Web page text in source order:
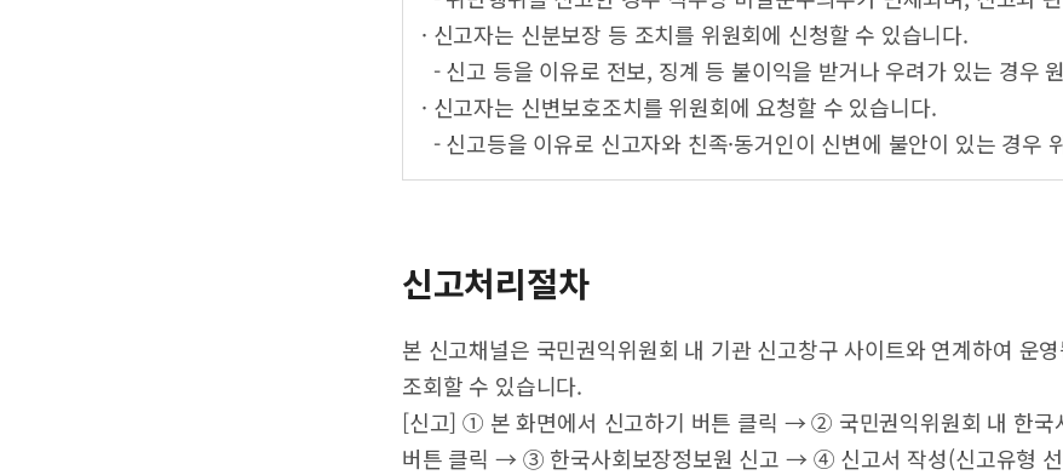
· 신고자는 신분보장 등 조치를 위원회에 신청할 수 있습니다.
- 신고 등을 이유로 전보, 징계 등 불이익을 받거나 우려가 있는 경우
· 신고자는 신변보호조치를 위원회에 요청할 수 있습니다.
- 신고등을 이유로 신고자와 친족·동거인이 신변에 불안이 있는 경우
신고처리절차
본 신고채널은 국민권익위원회 내 기관 신고창구 사이트와 연계하여 운
조회할 수 있습니다.
[신고] ① 본 화면에서 신고하기 버튼 클릭 → ② 국민권익위원회 내 한국
버튼 클릭 → ③ 한국사회보장정보원 신고 → ④ 신고서 작성(신고유형